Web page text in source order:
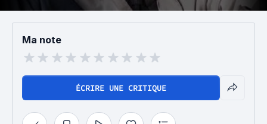
Ma note
ÉCRIRE UNE CRITIQUE